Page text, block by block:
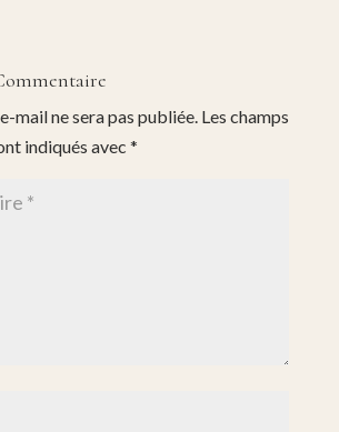
mail ne sera pas publiée. Les champs
indiqués avec *